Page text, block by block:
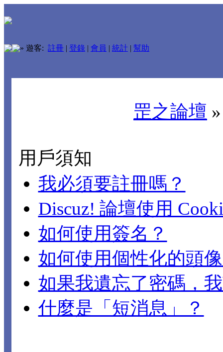
» 遊客: 註冊 | 登錄 | 會員 | 統計 | 幫助
罡之論壇
用戶須知
我必須要註冊嗎？
Discuz! 論壇使用
如何使用簽名？
如何使用個性化的頭
如果我遺忘了密碼，
什麼是「短消息」？